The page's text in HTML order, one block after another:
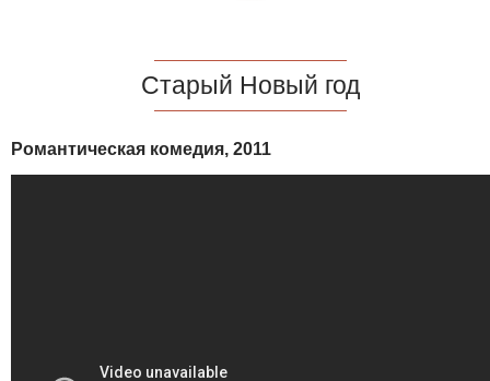
Старый Новый год
Романтическая комедия, 2011